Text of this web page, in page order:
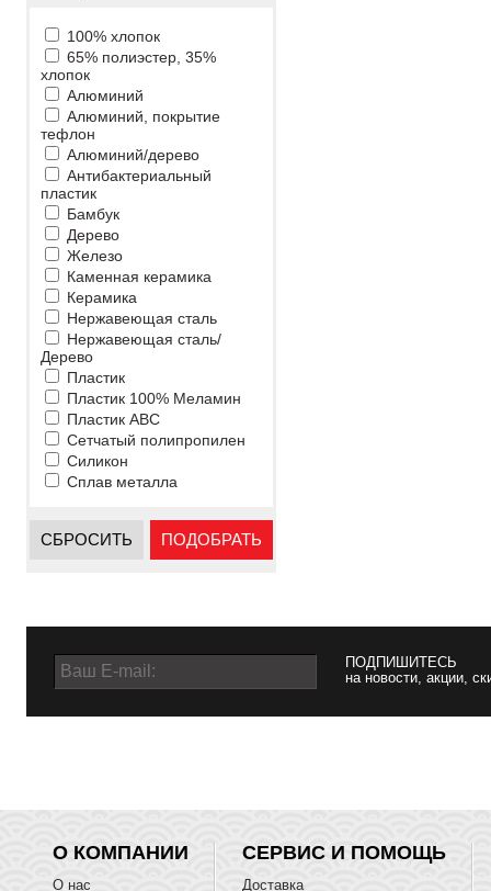
100% хлопок
65% полиэстер, 35%
хлопок
Алюминий
Алюминий, покрытие
тефлон
Алюминий/дерево
Антибактериальный
пластик
Бамбук
Дерево
Железо
Каменная керамика
Керамика
Нержавеющая сталь
Нержавеющая сталь/
Дерево
Пластик
Пластик 100% Меламин
Пластик ABC
Сетчатый полипропилен
Силикон
Сплав металла
СБРОСИТЬ ПОДОБРАТЬ
ПОДПИШИТЕСЬ
на новости, акции,
О КОМПАНИИ
О нас
СЕРВИС И ПОМОЩЬ
Доставка